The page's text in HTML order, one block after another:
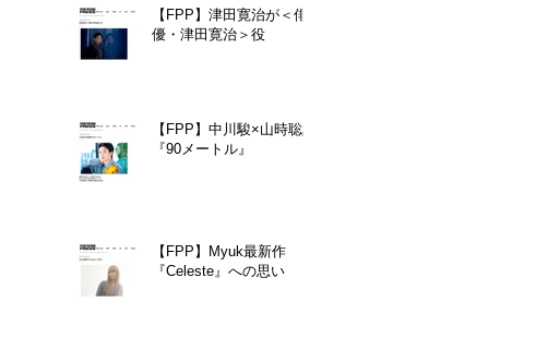
【FPP】津田寛治が＜俳
優・津田寛治＞役
【FPP】中川駿×山時聡真
『90メートル』
【FPP】Myuk最新作
『Celeste』への思い